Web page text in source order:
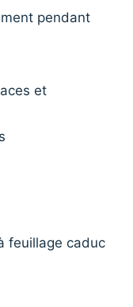
pendant
et
feuillage caduc